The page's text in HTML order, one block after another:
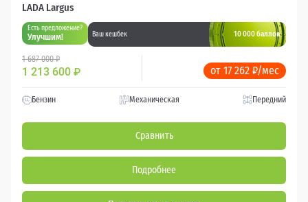
LADA Largus
Есть предложение?
Улучшим! Ваш кешбек 10 000 баллов
1 687 000 ₽
1 213 600 ₽ от 17 262 ₽/мес
Бензин Механическая Передний
Сравнить
Подробнее